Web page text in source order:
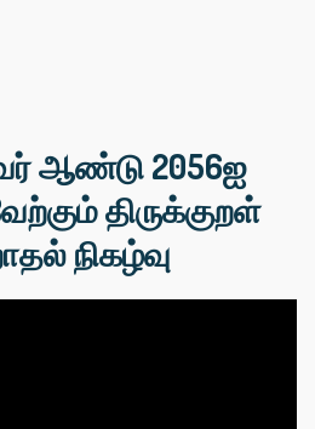
ஆண்டு 2056ஐ
திருக்குறள்
நிகழ்வு